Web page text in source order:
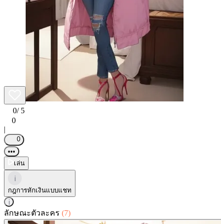
0/ 5
0
|
0
•••
เล่น
i
กฎการหักเงินแบบแชท
i
ลักษณะตัวละคร (7)